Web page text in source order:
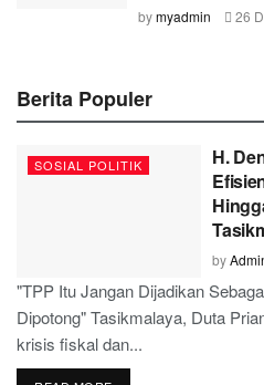
bymyadmin 26
Berita Populer
SOSIAL POLITIK
H.
by
"TPP Itu Jangan Dijadikan
Dipotong" Tasikmalaya, Duta
krisis fiskal dan...